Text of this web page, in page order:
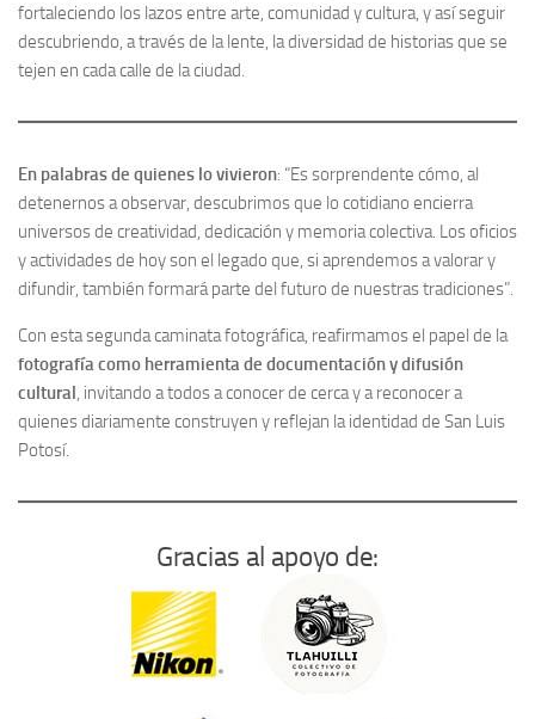
fortaleciendo los lazos entre arte, comunidad y cultura, y así seguir
descubriendo, a través de la lente, la diversidad de historias que se
tejen en cada calle de la ciudad.
En palabras de quienes lo vivieron: “Es sorprendente cómo, al
detenernos a observar, descubrimos que lo cotidiano encierra
universos de creatividad, dedicación y memoria colectiva. Los oficios
y actividades de hoy son el legado que, si aprendemos a valorar y
difundir, también formará parte del futuro de nuestras tradiciones”.
Con esta segunda caminata fotográfica, reafirmamos el papel de la
fotografía como herramienta de documentación y difusión
cultural, invitando a todos a conocer de cerca y a reconocer a
quienes diariamente construyen y reflejan la identidad de San Luis
Potosí.
Gracias al apoyo de: